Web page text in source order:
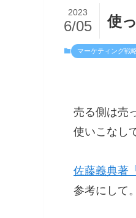
使
2023
6/05
マーケティング戦
売る側は売
使いこなし
佐藤義典著
参考にして。